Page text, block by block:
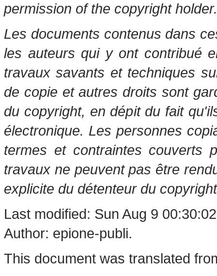
permission of the copyright holder.
Les documents contenus dans
les auteurs qui y ont contribué
travaux savants et techniques
de copie et autres droits sont
du copyright, en dépit du fait
électronique. Les personnes
termes et contraintes couverts
travaux ne peuvent pas être
explicite du détenteur du
Last modified: Sun Aug 9
Author: epione-publi.
This document was translated